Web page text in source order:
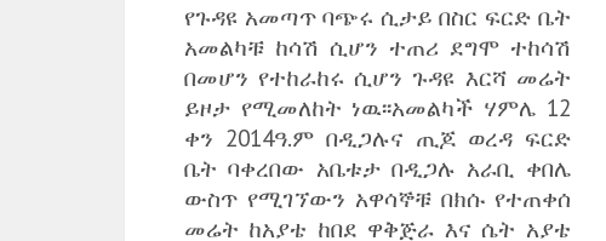
የጉዳዩ አመጣጥ ባጭሩ ሲታይ በስር ፍርድ ቤት
አመልካቹ ከሳሽ ሲሆን ተጠሪ ደግሞ ተከሳሽ
በመሆን የተከራከሩ ሲሆን ጉዳዩ እርሻ መሬት
ይዞታ የሚመለከት ነዉ፡፡አመልካች ሃምሌ 12
ቀን 2014ዓ.ም በዲጋሉና ጢጆ ወረዳ ፍርድ
ቤት ባቀረበው አቤቱታ በዲጋሉ አራቢ ቀበሌ
ውስጥ የሚገኘውን አዋሳኞቹ በክሱ የተጠቀሰ
መሬት ከአያቴ ከበደ ዋቅጅራ እና ሴት አያቴ